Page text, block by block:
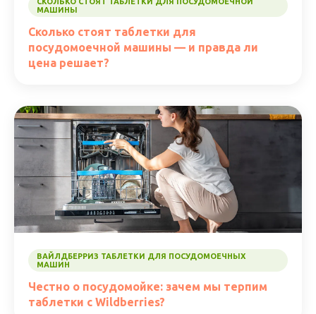
МАШИНЫ
Сколько стоят таблетки для
посудомоечной машины — и правда ли
цена решает?
ВАЙЛДБЕРРИЗ ТАБЛЕТКИ ДЛЯ ПОСУДОМОЕЧНЫХ
МАШИН
Честно о посудомойке: зачем мы терпим
таблетки с Wildberries?